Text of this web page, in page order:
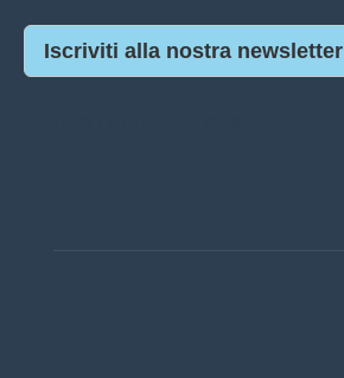
Iscriviti alla nostra newsletter